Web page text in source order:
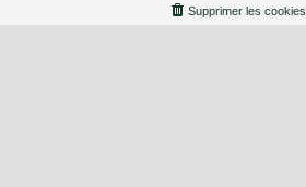
Supprimer les cookies